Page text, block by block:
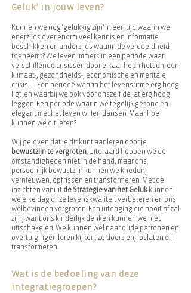
Geluk’ in jouw leven?
Kunnen we nog ‘gelukkig zijn’ in een tijd waarin we
enerzijds over enorm veel kennis en informatie
beschikken en anderzijds waarin de verdeeldheid
toeneemt? We leven immers in een periode waar
verschillende crisissen door elkaar heen fietsen: een
klimaat-, gezondheids-, economische en mentale
crisis ….. Een periode waarin het levensritme erg hoog
ligt en waarbij we ook voor onszelf de lat erg hoog
leggen. Een periode waarin we tegelijk gezond en
elegant met het leven willen dansen. Maar hoe
kunnen we dit leren?
Wij geloven dat je dit kunt aanleren door je
bewustzijn te vergroten. Uiteraard hebben we de
omstandigheden niet in de hand, maar ons
persoonlijk bewustzijn kunnen we kneden,
vernieuwen, opfrissen en transformeren. Met de
inzichten vanuit de Strategie van het Geluk kunnen
we elke dag onze levenskwaliteit verbeteren en ons
welbevinden vergroten. Een uitdaging die nooit af zal
zijn, want ons kinderlijk denken kunnen we niet
uitschakelen. We kunnen wel naar oude patronen en
overtuigingen leren kijken, ze doorzien, loslaten en
transformeren.
Wat is de bedoeling van deze
integratiegroepen?